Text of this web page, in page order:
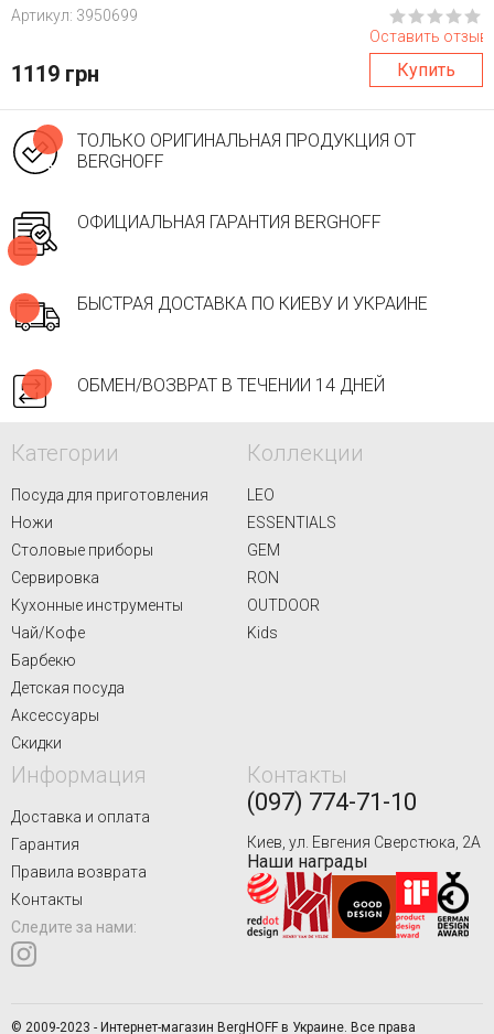
Aртикул: 3950699
Оставить отзыв
1119 грн Купить
ТОЛЬКО ОРИГИНАЛЬНАЯ ПРОДУКЦИЯ ОТ
BERGHOFF
ОФИЦИАЛЬНАЯ ГАРАНТИЯ BERGHOFF
БЫСТРАЯ ДОСТАВКА ПО КИЕВУ И УКРАИНЕ
ОБМЕН/ВОЗВРАТ В ТЕЧЕНИИ 14 ДНЕЙ
Категории
Посуда для приготовления
Ножи
Столовые приборы
Сервировка
Кухонные инструменты
Чай/Кофе
Барбекю
Детская посуда
Аксессуары
Скидки
Коллекции
LEO
ESSENTIALS
GEM
RON
OUTDOOR
Kids
Информация
Доставка и оплата
Гарантия
Правила возврата
Контакты
Следите за нами:
Контакты
(097) 774-71-10
Киев, ул. Евгения Сверстюка, 2А
Наши награды
© 2009-2023 - Интернет-магазин BergHOFF в Украине. Все права